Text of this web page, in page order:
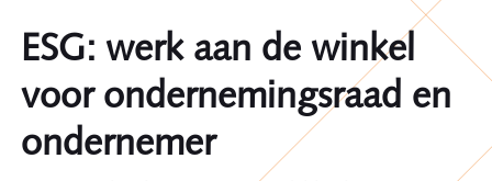
ESG: werk aan de winkel
voor ondernemingsraad en
ondernemer